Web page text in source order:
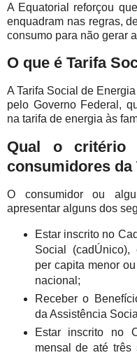
A Equatorial reforçou
enquadram nas regras,
consumo para não gerar
O que é Tarifa
A Tarifa Social de
pelo Governo Federal,
na tarifa de energia às
Qual o critério
consumidores da
O consumidor ou
apresentar alguns dos
Estar inscrito no
Social (cadÚnico),
per capita menor
nacional;
Receber o
da Assistência
Estar inscrito no
mensal de até três